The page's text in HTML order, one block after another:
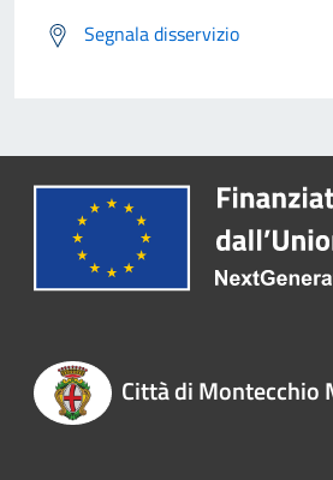
Segnala disservizio
Città di Montecchio